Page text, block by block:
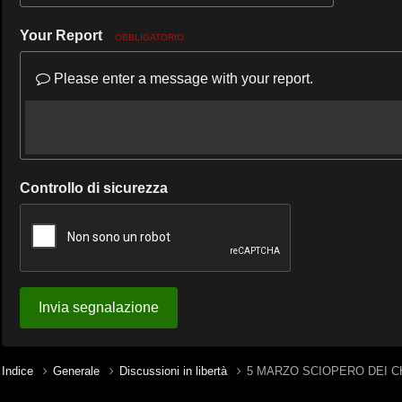
Your Report OBBLIGATORIO
Please enter a message with your report.
Controllo di sicurezza
Invia segnalazione
Indice Generale Discussioni in libertà 5 MARZO SCIOPERO DEI